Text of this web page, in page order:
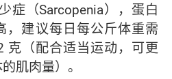
（Sarcopenia），蛋白
，建议每日每公斤体重需
克（配合适当运动，可更
肌肉量）。